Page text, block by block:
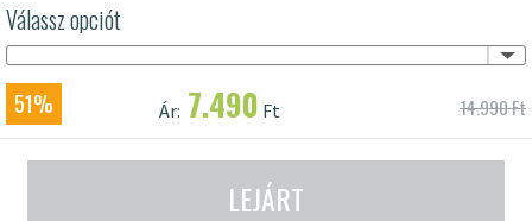
Válassz opciót
51% Ár: 7.490 Ft 14.990 Ft
LEJÁRT